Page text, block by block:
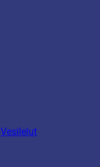
Vesilelut